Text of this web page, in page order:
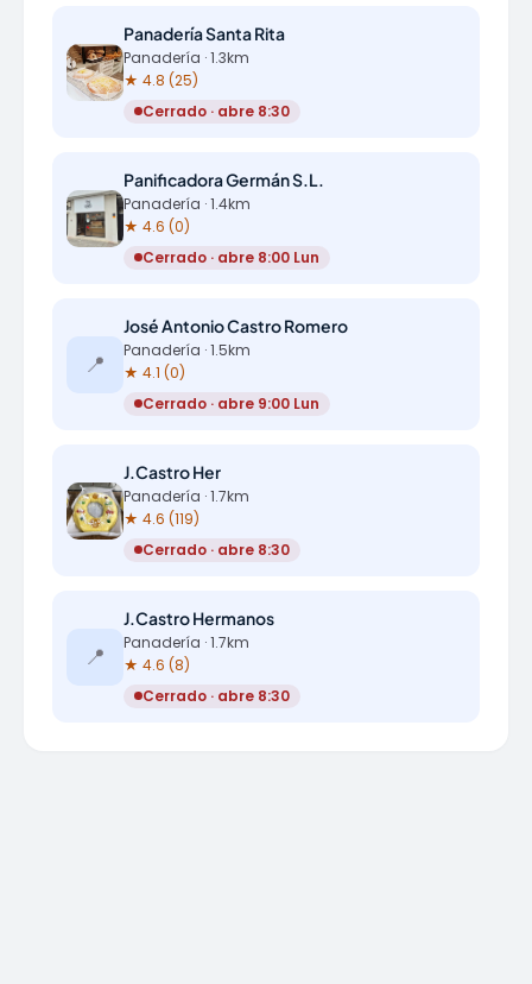
Panadería Santa Rita
Panadería · 1.3km
★ 4.8 (25)
Cerrado · abre 8:30
Panificadora Germán S.L.
Panadería · 1.4km
★ 4.6 (0)
Cerrado · abre 8:00 Lun
📍
José Antonio Castro Romero
Panadería · 1.5km
★ 4.1 (0)
Cerrado · abre 9:00 Lun
J.Castro Her
Panadería · 1.7km
★ 4.6 (119)
Cerrado · abre 8:30
📍
J.Castro Hermanos
Panadería · 1.7km
★ 4.6 (8)
Cerrado · abre 8:30